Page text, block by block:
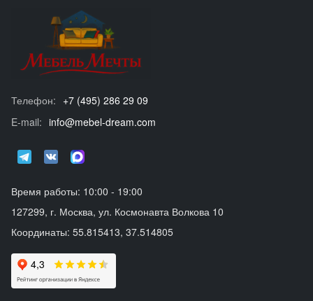
Телефон: +7 (495) 286 29 09
E-mail: info@mebel-dream.com
Время работы: 10:00 - 19:00
127299, г. Москва, ул. Космонавта Волкова 10
Координаты: 55.815413, 37.514805